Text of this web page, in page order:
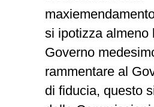
si ipotizza almeno
Governo
rammentare al
di fiducia, questo